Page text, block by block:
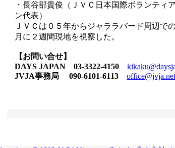
・長谷部貴俊（ＪＶＣ日本国際ボランティ
ン代表）
ＪＶＣは０５年からジャララバード周辺で
月に２週間現地を視察した。
【お問い合せ】
DAYS JAPAN 03-3322-4150
JVJA事務局 090-6101-6113
office@jvja.net